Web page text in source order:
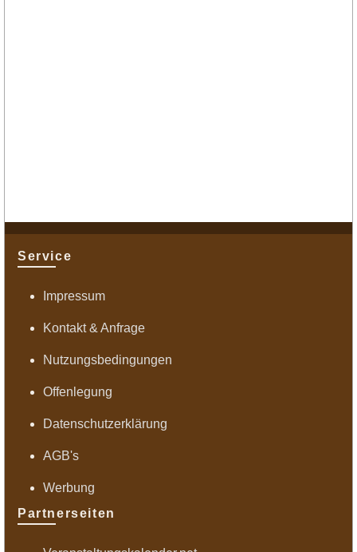
Service
Impressum
Kontakt & Anfrage
Nutzungsbedingungen
Offenlegung
Datenschutzerklärung
AGB's
Werbung
Partnerseiten